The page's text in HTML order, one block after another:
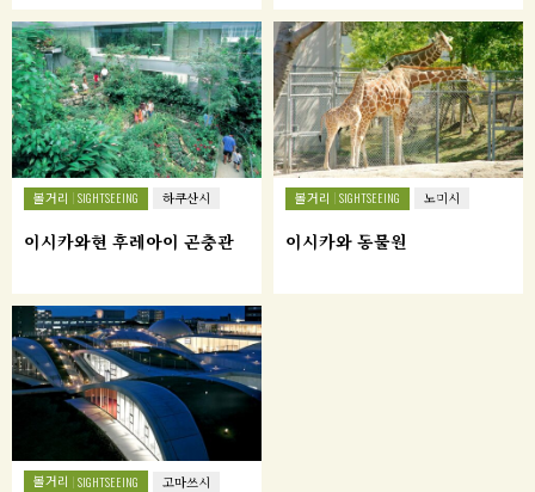
볼거리 SIGHTSEEING 하쿠산시
이시카와현 후레아이 곤충관
볼거리 SIGHTSEEING 노미시
이시카와 동물원
볼거리 SIGHTSEEING 고마쓰시